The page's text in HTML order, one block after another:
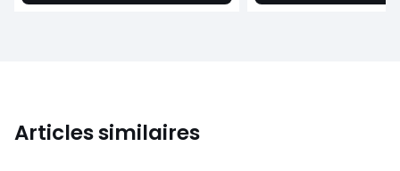
Articles similaires